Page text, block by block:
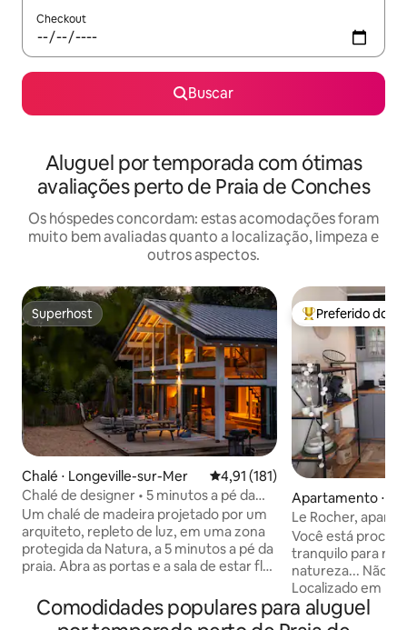
Checkout
Buscar
Aluguel por temporada com ótimas
avaliações perto de Praia de Conches
Os hóspedes concordam: estas acomodações foram
muito bem avaliadas quanto a localização, limpeza e
outros aspectos.
Superhost
Superhost
Chalé ⋅ Longeville-sur-Mer 4,91 de uma avaliação média
4,91 (181)
Chalé de designer • 5 minutos a pé da
praia • Sauna
Um chalé de madeira projetado por um
arquiteto, repleto de luz, em uma zona
protegida da Natura, a 5 minutos a pé da
praia. Abra as portas e a sala de estar flui
aroma dos pinheiros e adormeça ao som
das ondas. Enquanto as crianças
Entre os
Preferido dos
Apartamento ⋅
ur-Mer
Le Rocher,
pessoas, 100 m
Você está
tranquilo para
natureza... Não
Localizado em
poucos passos da
Rocher, entre o mar, as dunas e a
Comodidades populares para aluguel